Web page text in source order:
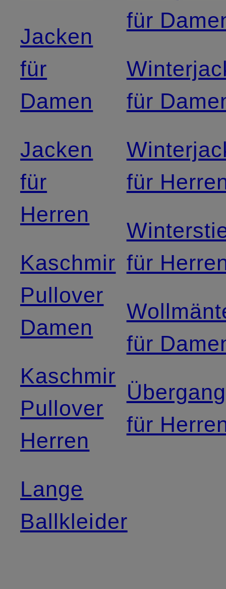
Jacken
für
Damen
Jacken
für
Herren
Kaschmir
Pullover
Damen
Kaschmir
Pullover
Herren
Lange
Ballkleider
für
für
für
für
für
für